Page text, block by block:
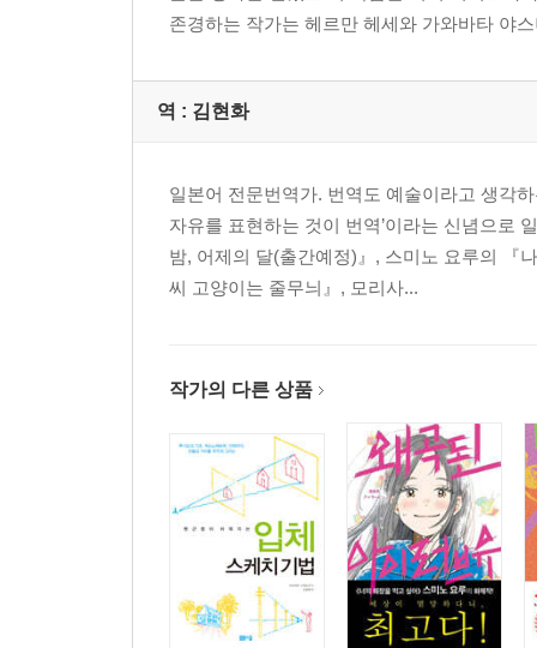
존경하는 작가는 헤르만 헤세와 가와바타 야
역 : 김현화
일본어 전문번역가. 번역도 예술이라고 생각
자유를 표현하는 것이 번역’이라는 신념으로
밤, 어제의 달(출간예정)』, 스미노 요루의 『
씨 고양이는 줄무늬』, 모리사...
작가의 다른 상품